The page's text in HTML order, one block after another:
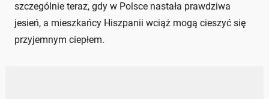
szczególnie teraz, gdy w Polsce nastała prawdziwa
jesień, a mieszkańcy Hiszpanii wciąż mogą cieszyć się
przyjemnym ciepłem.